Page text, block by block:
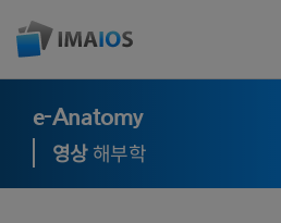
e-Anatomy
영상해부학